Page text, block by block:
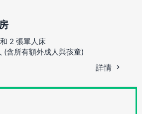
2 張單人床
(含所有額外成人與孩童)
詳情